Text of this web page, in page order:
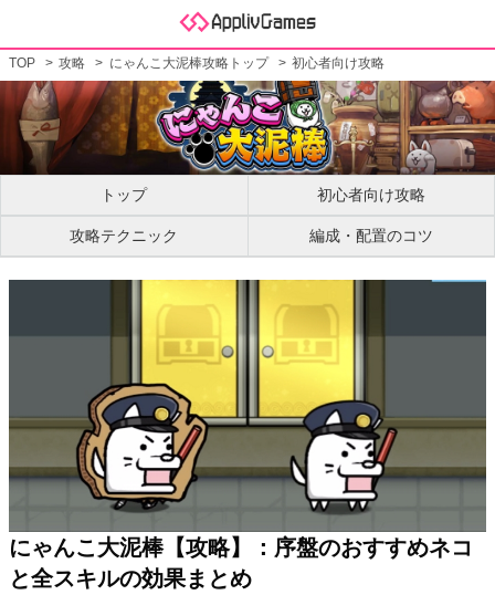
TOP 攻略 にゃんこ大泥棒攻略トップ 初心者向け攻略
トップ 初心者向け攻略
攻略テクニック 編成・配置のコツ
にゃんこ大泥棒【攻略】：序盤のおすすめネコ
と全スキルの効果まとめ